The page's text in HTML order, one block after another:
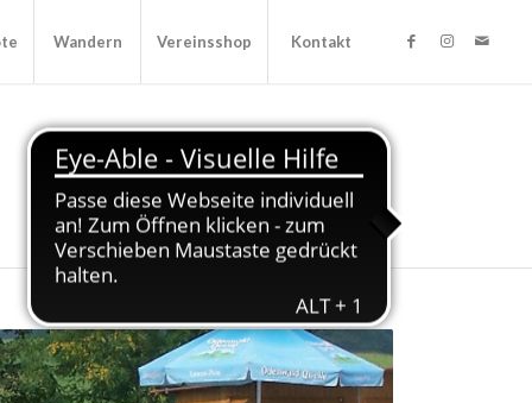
Wandern Vereinsshop Kontakt